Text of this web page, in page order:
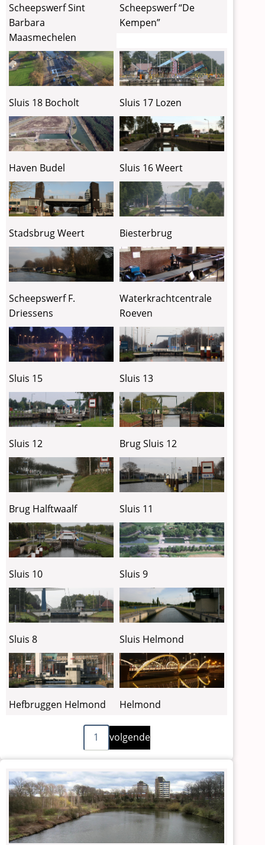
Scheepswerf Sint
Barbara
Maasmechelen
Scheepswerf “De
Kempen”
Sluis 18 Bocholt Sluis 17 Lozen
Haven Budel Sluis 16 Weert
Stadsbrug Weert Biesterbrug
Scheepswerf F.
Driessens
Waterkrachtcentrale
Roeven
Sluis 15 Sluis 13
Sluis 12 Brug Sluis 12
Brug Halftwaalf Sluis 11
Sluis 10 Sluis 9
Sluis 8 Sluis Helmond
Hefbruggen Helmond Helmond
1
Volgende
pagina
volgende